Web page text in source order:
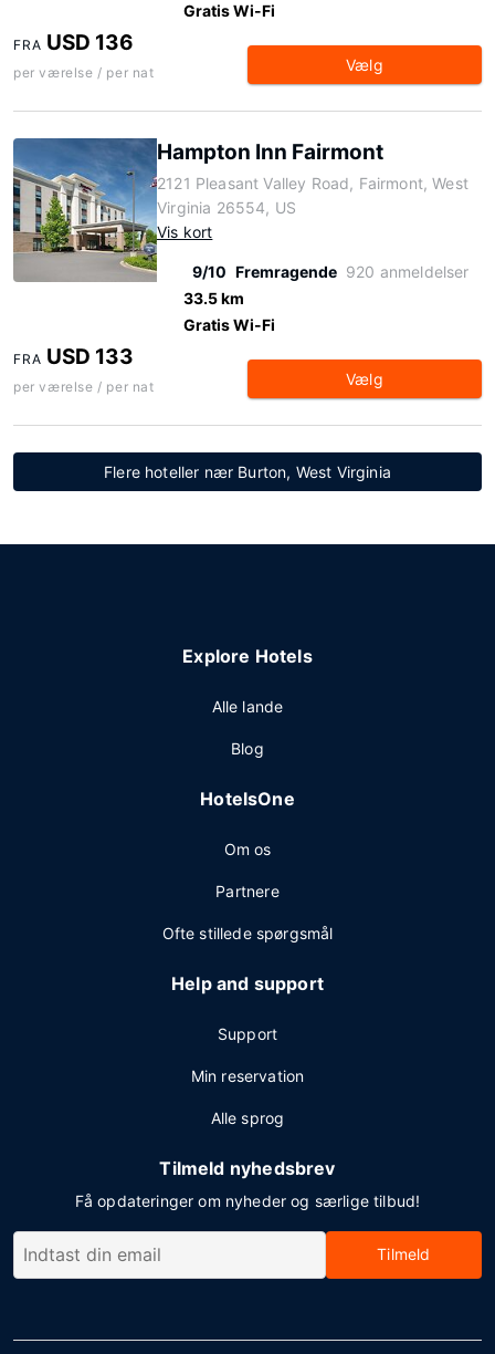
Gratis Wi-Fi
FRA USD 136
per værelse / per nat Vælg
Hampton Inn Fairmont
2121 Pleasant Valley Road, Fairmont, West
Virginia 26554, US
Vis kort
9/10 Fremragende 920 anmeldelser
33.5 km
Gratis Wi-Fi
FRA USD 133
per værelse / per nat Vælg
Flere hoteller nær Burton, West Virginia
Explore Hotels
Alle lande
Blog
HotelsOne
Om os
Partnere
Ofte stillede spørgsmål
Help and support
Support
Min reservation
Alle sprog
Tilmeld nyhedsbrev
Få opdateringer om nyheder og særlige tilbud!
Tilmeld